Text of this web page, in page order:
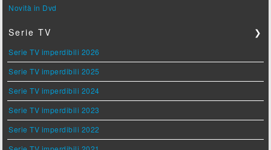
Novità in Dvd
Serie TV ❯
Serie TV imperdibili 2026
Serie TV imperdibili 2025
Serie TV imperdibili 2024
Serie TV imperdibili 2023
Serie TV imperdibili 2022